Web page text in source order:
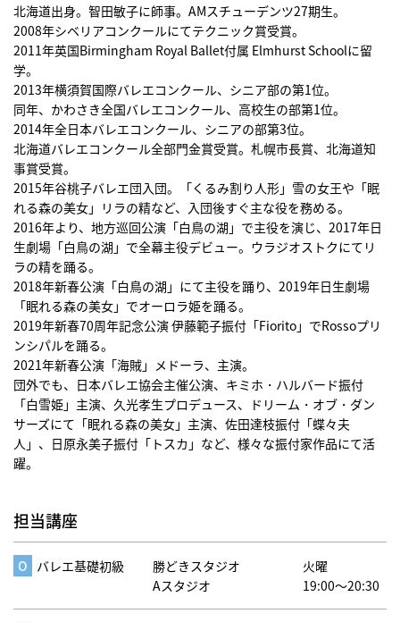
北海道出身。智田敏子に師事。AMスチューデンツ27期生。
2008年シベリアコンクールにてテクニック賞受賞。
2011年英国Birmingham Royal Ballet付属 Elmhurst Schoolに留
学。
2013年横須賀国際バレエコンクール、シニア部の第1位。
同年、かわさき全国バレエコンクール、高校生の部第1位。
2014年全日本バレエコンクール、シニアの部第3位。
北海道バレエコンクール全部門金賞受賞。札幌市長賞、北海道知
事賞受賞。
2015年谷桃子バレエ団入団。「くるみ割り人形」雪の女王や「眠
れる森の美女」リラの精など、入団後すぐ主な役を務める。
2016年より、地方巡回公演「白鳥の湖」で主役を演じ、2017年日
生劇場「白鳥の湖」で全幕主役デビュー。ウラジオストクにてリ
ラの精を踊る。
2018年新春公演「白鳥の湖」にて主役を踊り、2019年日生劇場
「眠れる森の美女」でオーロラ姫を踊る。
2019年新春70周年記念公演 伊藤範子振付「Fiorito」でRossoプリ
ンシパルを踊る。
2021年新春公演「海賊」メドーラ、主演。
団外でも、日本バレエ協会主催公演、キミホ・ハルバード振付
「白雪姫」主演、久光孝生プロデュース、ドリーム・オブ・ダン
サーズにて「眠れる森の美女」主演、佐田達枝振付「蝶々夫
人」、日原永美子振付「トスカ」など、様々な振付家作品にて活
躍。
担当講座
バレエ基礎初級
勝どきスタジオ
Aスタジオ
火曜
19:00～20:30